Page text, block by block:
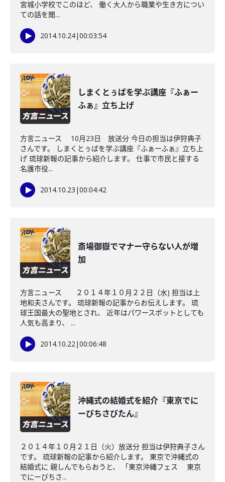
宮城小学校でこのほど、 働く大人から職業や生き方につい
ての話を聞...
2014.10.24|00:03:54
しまくとぅばを学ぶ講座『ふぁー
ふぁ』立ち上げ
方言ニュース 10月23日 放送分 今日の担当は伊狩典子
さんです。 しまくとぅばを学ぶ講座『ふぁーふぁ』立ち上
げ 琉球新報の記事から紹介します。 仕事で市民と接する
名護市役...
2014.10.23 |00:04:42
斎場御嶽でマナー守らない人が増
加
方言ニュース ２０１４年１０月２２日（水) 担当は上
地和夫さんです。 琉球新報の記事からお伝えします。 琉
球王国最大の聖地とされ、 近年はパワースポットとしても
人気も高まり、 ...
2014.10.22|00:06:48
沖縄式の結婚式を紹介『東京でに
ーびちさびたん』
２０１４年１０月２１日（火）放送分 担当は伊狩典子さん
です。 琉球新報の記事から紹介します。 東京で沖縄式の
結婚式に 親しんでもらおうと、 「東京沖縄フェス 東京
でにーびちさ...